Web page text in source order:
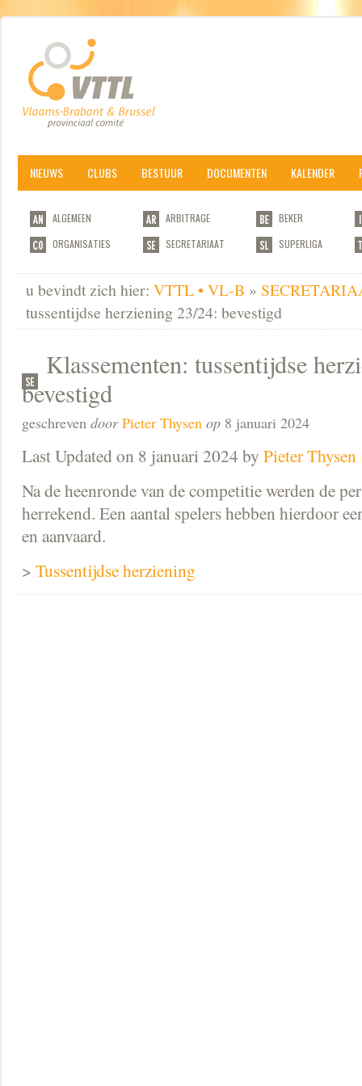
NIEUWS CLUBS BESTUUR DOCUMENTEN KALENDER
ALGEMEEN ARBITRAGE
BEKER
ORGANISATIES
SECRETARIAAT SUPERLIGA
u bevindt zich hier: VTTL • VL-B »
tussentijdse herziening 23/24: bevestigd
Klassementen: tussentijdse
bevestigd
geschreven door Pieter Thysen op 8 januari 2024
Last Updated on 8 januari 2024 by Pieter Thysen
Na de heenronde van de competitie werden de
herrekend. Een aantal spelers hebben hierdoor
en aanvaard.
> Tussentijdse herziening